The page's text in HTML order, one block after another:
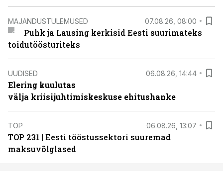
MAJANDUSTULEMUSED 07.08.26, 08:00
Puhk ja Lausing kerkisid Eesti suurimateks
toidutöösturiteks
UUDISED 06.08.26, 14:44
Elering kuulutas
välja kriisijuhtimiskeskuse ehitushanke
TOP 06.08.26, 13:07
TOP 231 | Eesti tööstussektori suuremad
maksuvõlglased